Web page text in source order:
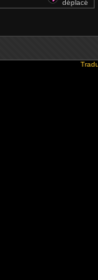
déplacé